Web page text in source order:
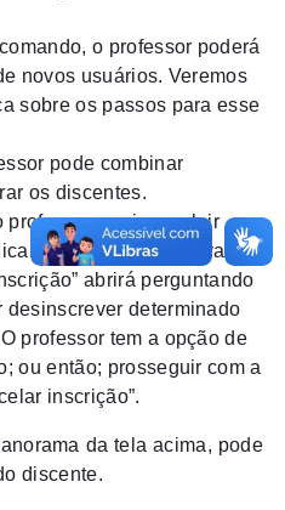
o professor poderá
novos usuários. Veremos
sobre os passos para esse
pode combinar
os discentes.
professor queira excluir
na lixeira. Uma nova
abrirá perguntando
desinscrever determinado
professor tem a opção de
ou então; prosseguir com a
inscrição”.
da tela acima, pode
discente.